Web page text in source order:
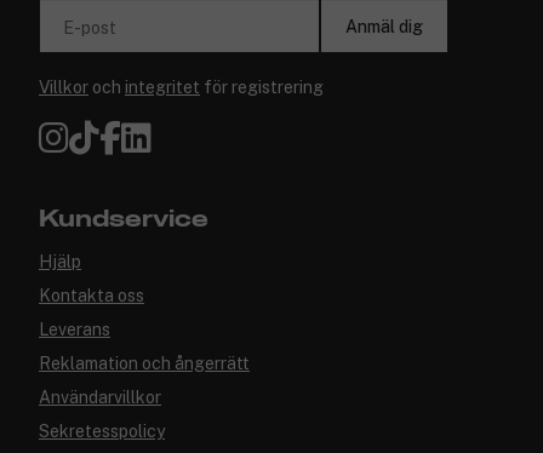
E-post Anmäl dig
Villkor och integritet för registrering
Kundservice
Hjälp
Kontakta oss
Leverans
Reklamation och ångerrätt
Användarvillkor
Sekretesspolicy